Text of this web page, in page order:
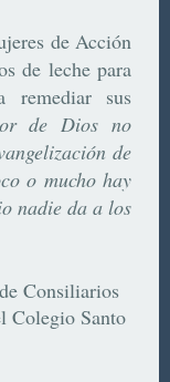
de Acción
de leche para
remediar sus
de Dios no
de
o mucho hay
nadie da a los
Consiliarios
Colegio Santo